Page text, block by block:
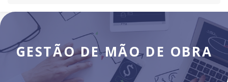
GESTÃO DE MÃO DE OBRA